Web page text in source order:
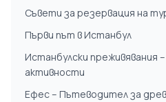
Съвети за резервация на
Първи път в Истанбул
Истанбулски преживявания
активности
Ефес – Пътеводител за